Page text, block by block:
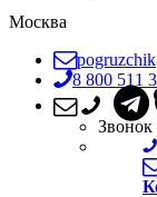
Москва
8 800 511
Звонок